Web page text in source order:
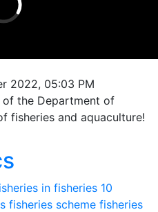
2022, 05:03 PM
of the Department of
fisheries and aquaculture!
in fisheries 10
fisheries scheme fisheries